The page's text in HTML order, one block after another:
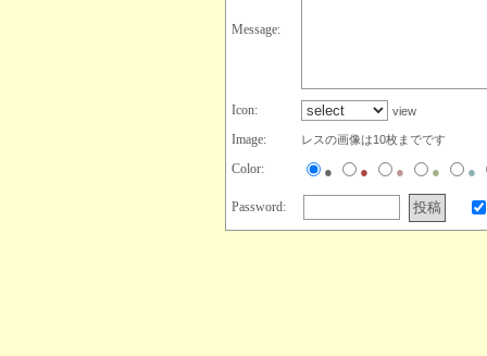
Message:
Icon: view
Image: レスの画像は10枚までです
Color: ● ● ● ● ●
Password: